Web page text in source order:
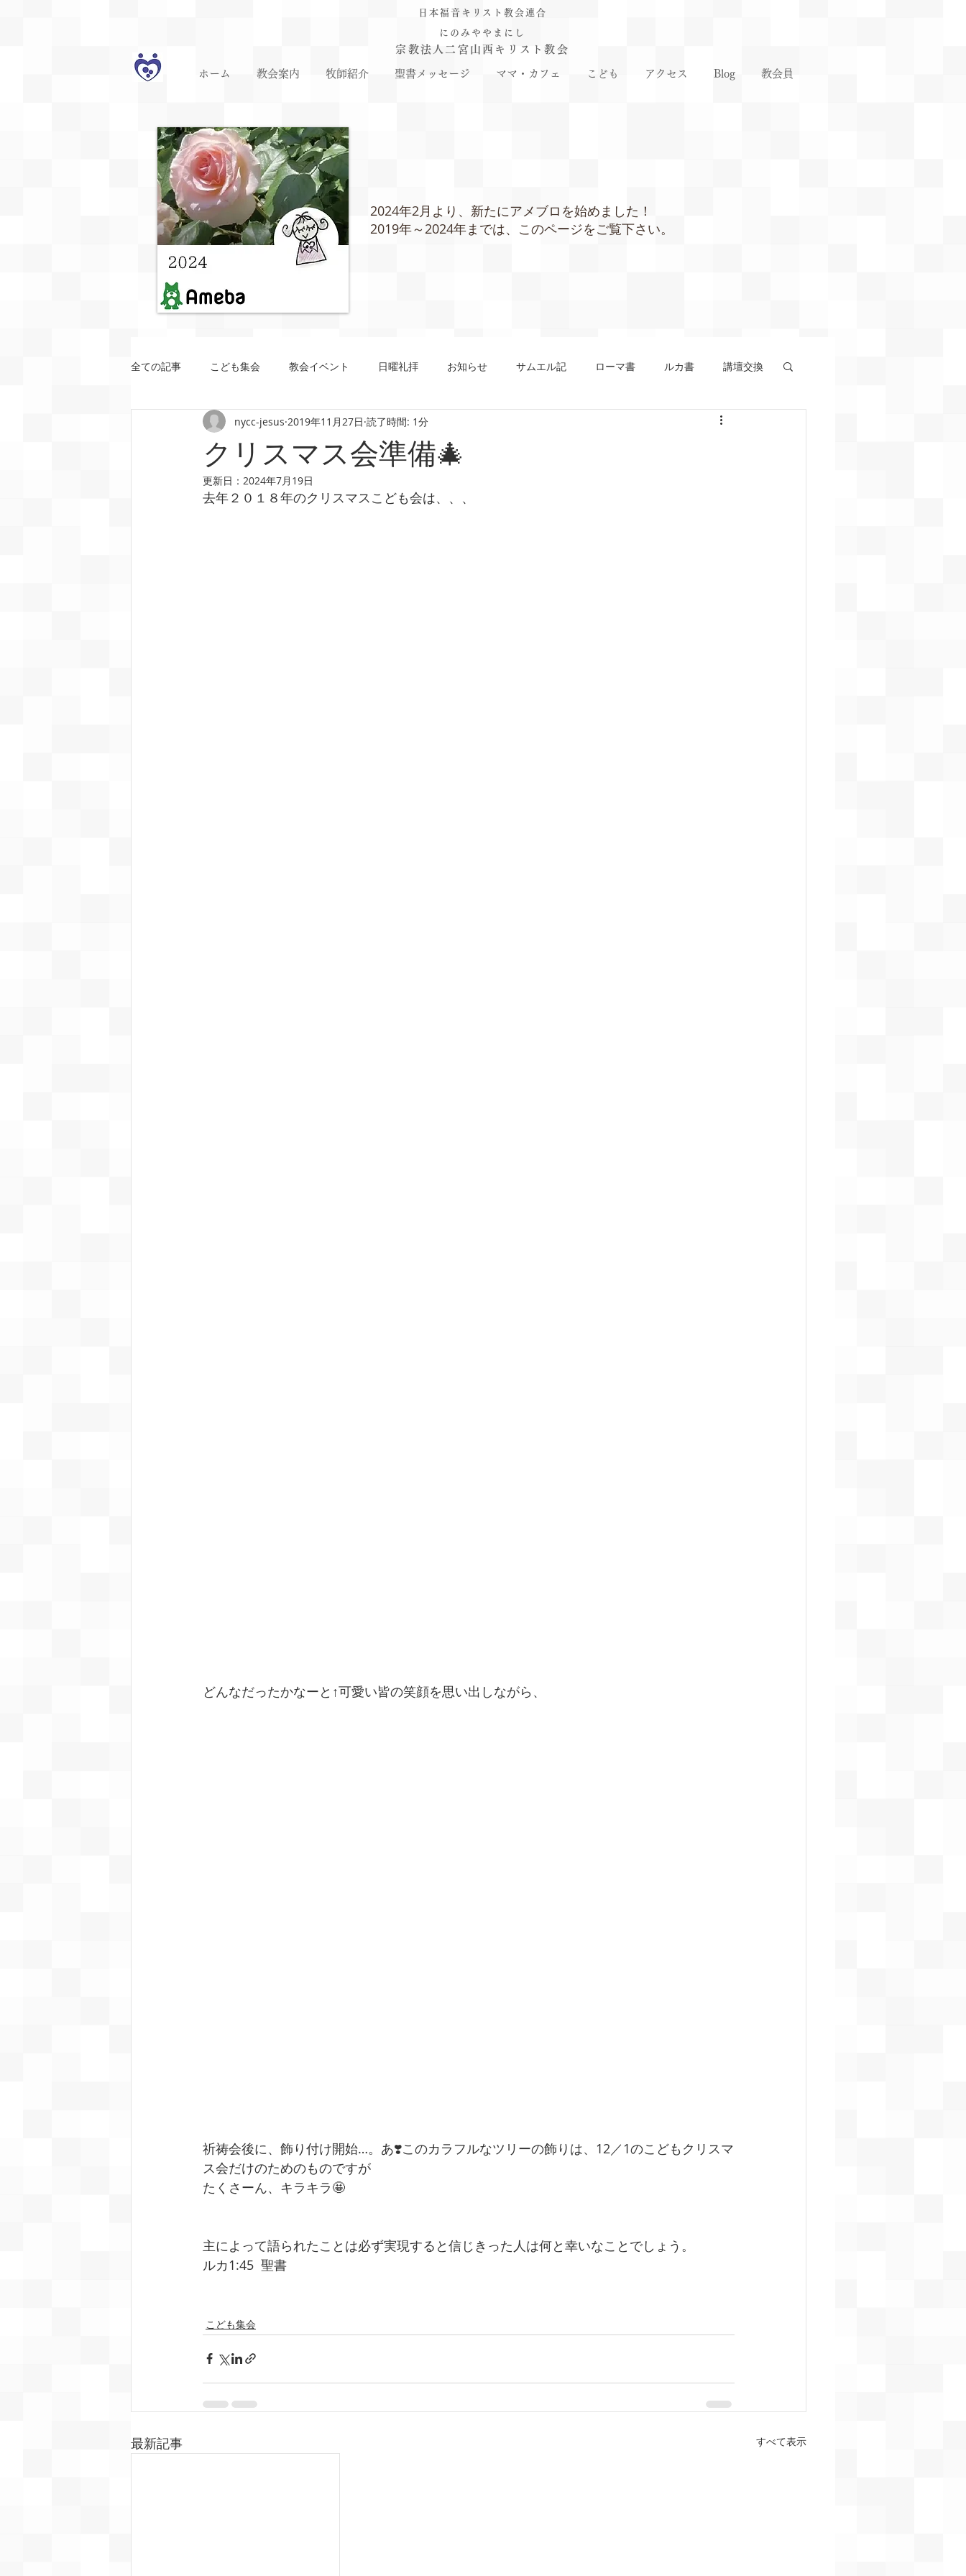
日本福音キリスト教会連合
にのみややまにし
宗教法人二宮山西キリスト教会
ホーム 教会案内 牧師紹介 聖書メッセージ ママ・カフェ こども アクセス Blog 教会員
2024年2月より、新たにアメブロを始めました！
2019年～2024年までは、このページをご覧下さい。
全ての記事 こども集会 教会イベント 日曜礼拝 お知らせ サムエル記 ローマ書 ルカ書 講壇交換
使徒の働き 箴言 コリント ヨハネ アモス書
ガラテヤ書 第二サムエル記
クリスマス会準備🎄
nycc-jesus 2019年11月27日 読了時間: 1分
更新日： 2024年7月19日
去年２０１８年のクリスマスこども会は、、、
どんなだったかなーと↑可愛い皆の笑顔を思い出しながら、
祈祷会後に、飾り付け開始…。あ❣️このカラフルなツリーの飾りは、12／1のこどもクリスマ
ス会だけのためのものですが
たくさーん、キラキラ🤩
主によって語られたことは必ず実現すると信じきった人は何と幸いなことでしょう。
ルカ1:45  聖書
こども集会
最新記事 すべて表示